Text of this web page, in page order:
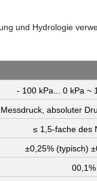
und Hydrologie
- 100 kPa... 0 kPa ~
Messdruck, absoluter
≤ 1,5-fache des
±0,25% (typisch)